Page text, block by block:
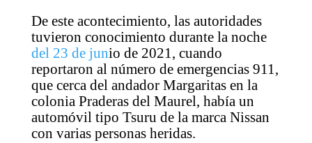
De este acontecimiento, las autoridades
tuvieron conocimiento durante la noche
del 23 de junio de 2021, cuando
reportaron al número de emergencias 911,
que cerca del andador Margaritas en la
colonia Praderas del Maurel, había un
automóvil tipo Tsuru de la marca Nissan
con varias personas heridas.